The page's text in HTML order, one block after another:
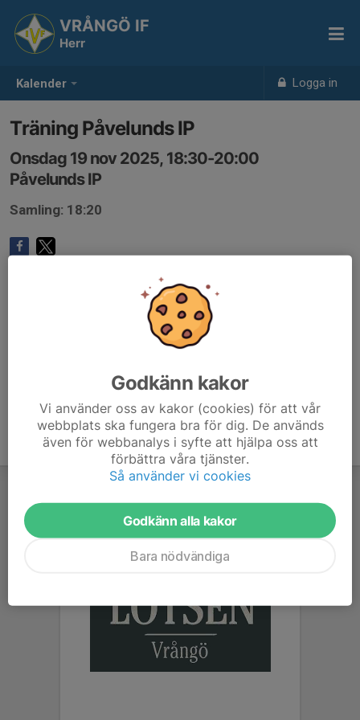
Kalender Logga in
VRÅNGÖ IF
Herr
Träning Påvelunds IP
Onsdag 19 nov 2025, 18:30-20:00
Påvelunds IP
Samling: 18:20
Godkänn kakor
Vi använder oss av kakor (cookies) för att vår
webbplats ska fungera bra för dig. De används
även för webbanalys i syfte att hjälpa oss att
förbättra våra tjänster.
Så använder vi cookies
Godkänn alla kakor
Bara nödvändiga